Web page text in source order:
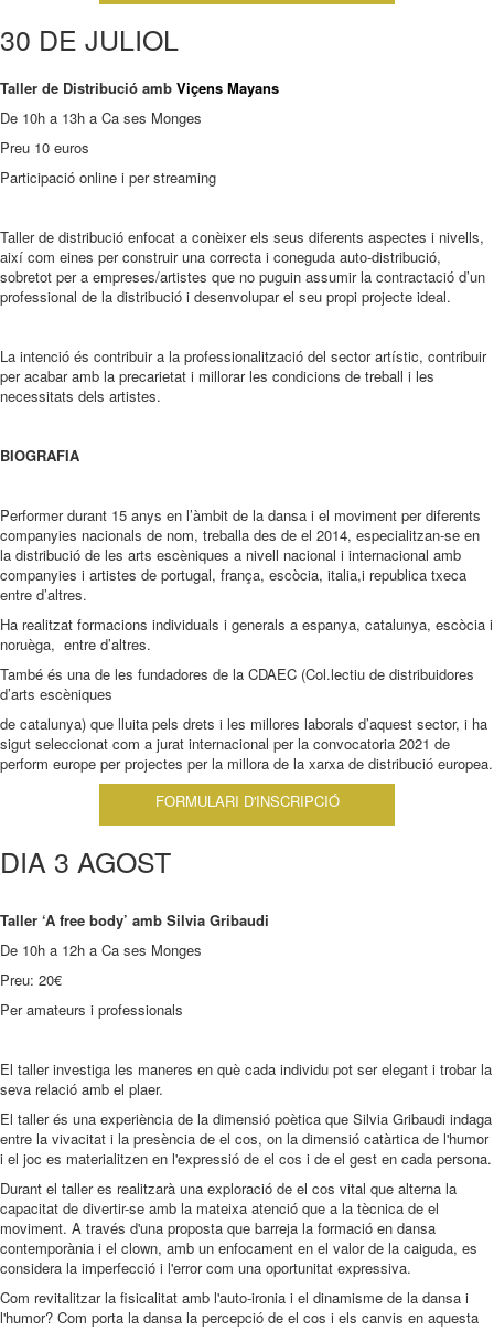
30 DE JULIOL
Taller de Distribució amb Viçens Mayans
De 10h a 13h a Ca ses Monges
Preu 10 euros
Participació online i per streaming
Taller de distribució enfocat a conèixer els seus diferents aspectes i nivells,
així com eines per construir una correcta i coneguda auto-distribució,
sobretot per a empreses/artistes que no puguin assumir la contractació d’un
professional de la distribució i desenvolupar el seu propi projecte ideal.
La intenció és contribuir a la professionalització del sector artístic, contribuir
per acabar amb la precarietat i millorar les condicions de treball i les
necessitats dels artistes.
BIOGRAFIA
Performer durant 15 anys en l’àmbit de la dansa i el moviment per diferents
companyies nacionals de nom, treballa des de el 2014, especialitzan-se en
la distribució de les arts escèniques a nivell nacional i internacional amb
companyies i artistes de portugal, frança, escòcia, italia,i republica txeca
entre d’altres.
Ha realitzat formacions individuals i generals a espanya, catalunya, escòcia i
noruèga, entre d’altres.
També és una de les fundadores de la CDAEC (Col.lectiu de distribuidores
d’arts escèniques
de catalunya) que lluita pels drets i les millores laborals d’aquest sector, i ha
sigut seleccionat com a jurat internacional per la convocatoria 2021 de
perform europe per projectes per la millora de la xarxa de distribució europea.
FORMULARI D'INSCRIPCIÓ
DIA 3 AGOST
Taller ‘A free body’ amb Silvia Gribaudi
De 10h a 12h a Ca ses Monges
Preu: 20€
Per amateurs i professionals
El taller investiga les maneres en què cada individu pot ser elegant i trobar la
seva relació amb el plaer.
El tallerés una experiència de la dimensió poètica que Silvia Gribaudi indaga
entre la vivacitat i la presència de el cos, on la dimensió catàrtica de l'humor
i el joc es materialitzen en l'expressió de el cos i de el gest en cada persona.
Durant el taller es realitzarà una exploració de el cos vital que alterna la
capacitat de divertir-se amb la mateixa atenció que a la tècnica de el
moviment. A través d'una proposta que barreja la formació en dansa
contemporània i el clown, amb un enfocament en el valor de la caiguda, es
considera la imperfecció i l'error com una oportunitat expressiva.
Com revitalitzar la fisicalitat amb l'auto-ironia i el dinamisme de la dansa i
l'humor? Com porta la dansa la percepció de el cos i els canvis en aquesta